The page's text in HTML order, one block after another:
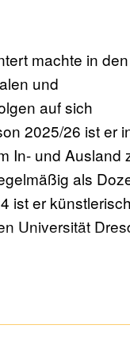
Berlin inne.
Assistent beim
gründete
ein
auf
daneben
Jahr etwa
mit dem
folgte Arndt
2024 als
machte in den
und
auf sich
2025/26 ist er
In- und Ausland
als
ist er
Universität
Großvater
als